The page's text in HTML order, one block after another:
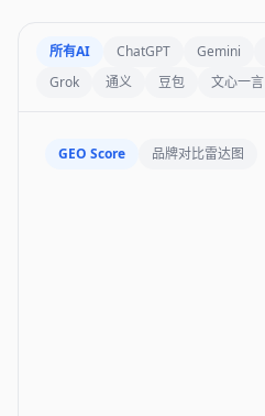
所有AI ChatGPT Gemini
Grok
通义 豆包 文心一言
GEO Score 品牌对比雷达图